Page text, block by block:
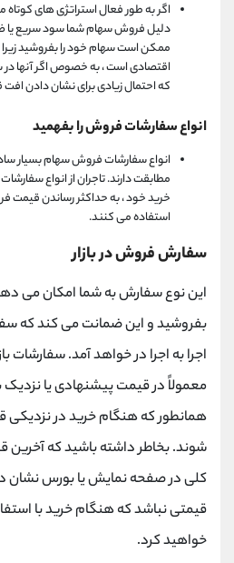
اگر به طور فعال استراتژی های کوتاه
دلیل فروش سهام شما سود سریع یا
ممکن است سهام خود را بفروشید زیرا
اقتصادی است ، به خصوص اگر آنها در
که احتمال زیادی برای نشان دادن افت
انواع سفارشات فروش را بفهمید
انواع سفارشات فروش سهام بسیار
مطابقت دارند. تاجران از انواع
خرید خود ، به حداکثر رساندن
استفاده می کنند.
سفارش فروش در بازار
این نوع سفارش به شما امکان می
بفروشید و این ضمانت می کند که
اجرا به اجرا در خواهد آمد.
معمولاً در قیمت پیشنهادی یا نزدیک
همانطور که هنگام خرید در نزدیکی
شوند. بخاطر داشته باشید که
کلی در صفحه نمایش یا بورس
قیمتی نباشد که هنگام خرید با
خواهید کرد.